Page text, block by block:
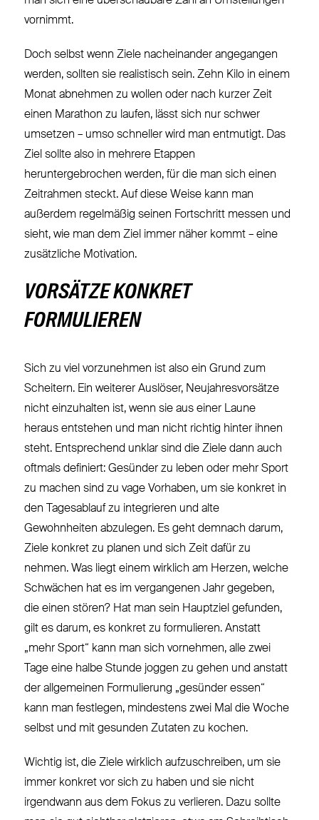
vornimmt.
Doch selbst wenn Ziele nacheinander angegangen
werden, sollten sie realistisch sein. Zehn Kilo in einem
Monat abnehmen zu wollen oder nach kurzer Zeit
einen Marathon zu laufen, lässt sich nur schwer
umsetzen – umso schneller wird man entmutigt. Das
Ziel sollte also in mehrere Etappen
heruntergebrochen werden, für die man sich einen
Zeitrahmen steckt. Auf diese Weise kann man
außerdem regelmäßig seinen Fortschritt messen und
sieht, wie man dem Ziel immer näher kommt – eine
zusätzliche Motivation.
VORSÄTZE KONKRET
FORMULIEREN
Sich zu viel vorzunehmen ist also ein Grund zum
Scheitern. Ein weiterer Auslöser, Neujahresvorsätze
nicht einzuhalten ist, wenn sie aus einer Laune
heraus entstehen und man nicht richtig hinter ihnen
steht. Entsprechend unklar sind die Ziele dann auch
oftmals definiert: Gesünder zu leben oder mehr Sport
zu machen sind zu vage Vorhaben, um sie konkret in
den Tagesablauf zu integrieren und alte
Gewohnheiten abzulegen. Es geht demnach darum,
Ziele konkret zu planen und sich Zeit dafür zu
nehmen. Was liegt einem wirklich am Herzen, welche
Schwächen hat es im vergangenen Jahr gegeben,
die einen stören? Hat man sein Hauptziel gefunden,
gilt es darum, es konkret zu formulieren. Anstatt
„mehr Sport“ kann man sich vornehmen, alle zwei
Tage eine halbe Stunde joggen zu gehen und anstatt
der allgemeinen Formulierung „gesünder essen“
kann man festlegen, mindestens zwei Mal die Woche
selbst und mit gesunden Zutaten zu kochen.
Wichtig ist, die Ziele wirklich aufzuschreiben, um sie
immer konkret vor sich zu haben und sie nicht
irgendwann aus dem Fokus zu verlieren. Dazu sollte